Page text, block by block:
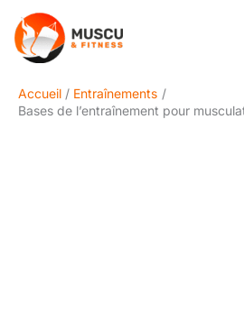
contenu
Accueil
Entraînements
Bases de l’entraînement pour
Rechercher